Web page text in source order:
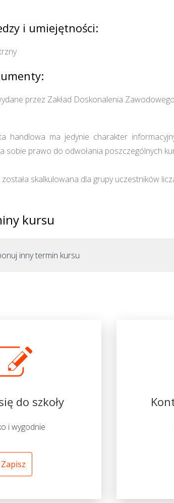
i umiejętności:
przez Zakład Doskonalenia
handlowa ma jedynie charakter
sobie prawo do odwołania poszczególnych
skalkulowana dla grupy uczestników
kursu
inny termin kursu
do szkoły
i wygodnie
Zapisz